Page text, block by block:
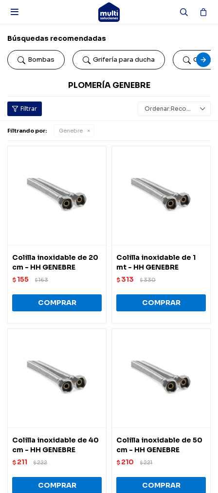

Búsquedas recomendadas
Bombas Grifería para ducha Colillas
PLOMERÍA GENEBRE
Recomendados
Filtrando por: Genebre
Colilla inoxidable de 20
cm - HH GENEBRE
$ 155 $163
Colilla inoxidable de 1
mt - HH GENEBRE
$ 313 $330
Colilla inoxidable de 40
cm - HH GENEBRE
$ 211 $222
Colilla inoxidable de 50
cm - HH GENEBRE
$ 210 $221